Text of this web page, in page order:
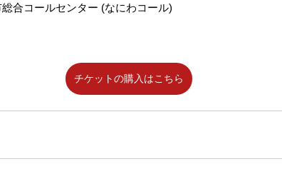
合コールセンター (なにわコール)
チケットの購入はこちら